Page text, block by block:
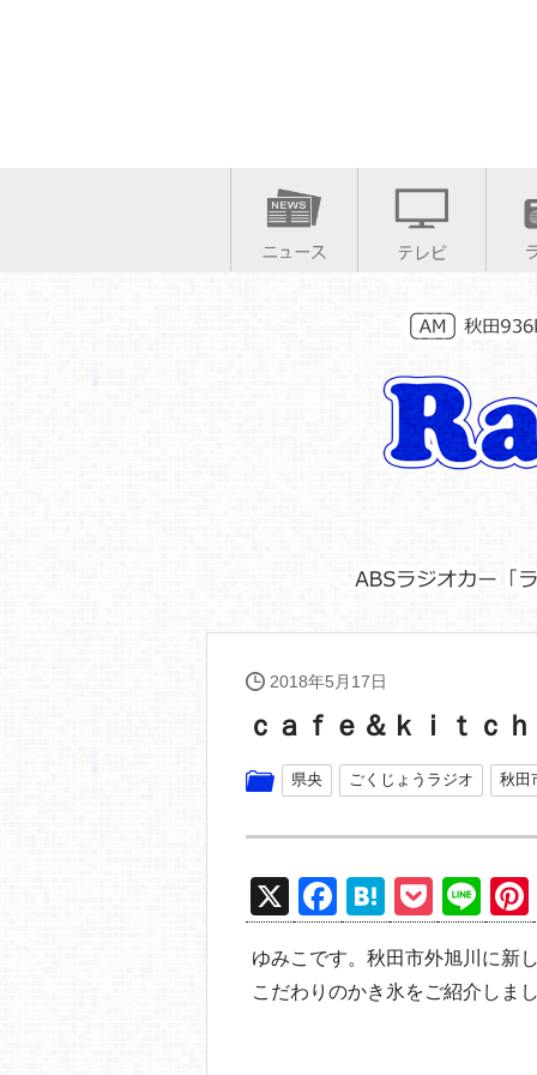
2018年5月17日
ｃａｆｅ＆ｋｉｔｃ
県央 ごくじょうラジオ 秋田
X
F
a
c
e
H
at
e
n
P
o
ck
et
Li
n
e
ゆみこです。秋田市外旭川に新
こだわりのかき氷をご紹介しまし